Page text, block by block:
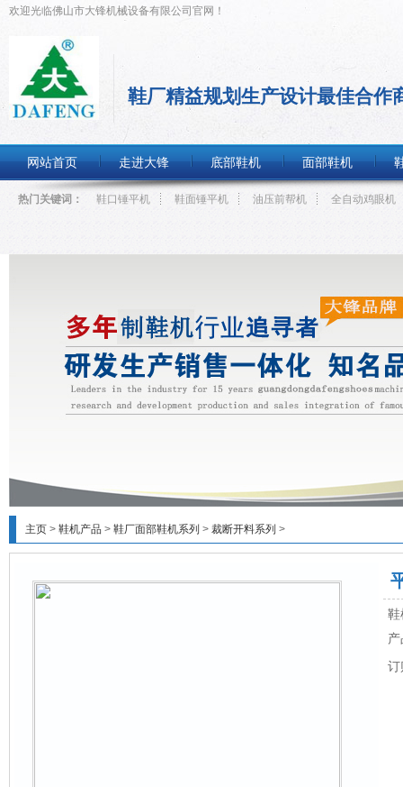
欢迎光临佛山市大锋机械设备有限公司官网！
鞋厂精益规划生产设计最佳合作
网站首页 走进大锋 底部鞋机 面部鞋机
热门关键词： 鞋口锤平机 鞋面锤平机 油压前帮机 全自动鸡眼机
主页 > 鞋机产品 > 鞋厂面部鞋机系列 > 裁断开料系列 >
订